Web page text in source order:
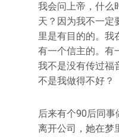
我会问上帝，什么
天？因为我不一定
里是有目的的。我
有一个信主的。有
我不是没有传过福
不是我做得不好？
后来有个90后同
离开公司，她在梦